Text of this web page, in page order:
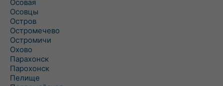
Осовая
Осовцы
Остров
Остромечево
Остромичи
Охово
Парахонск
Парохонск
Пелище